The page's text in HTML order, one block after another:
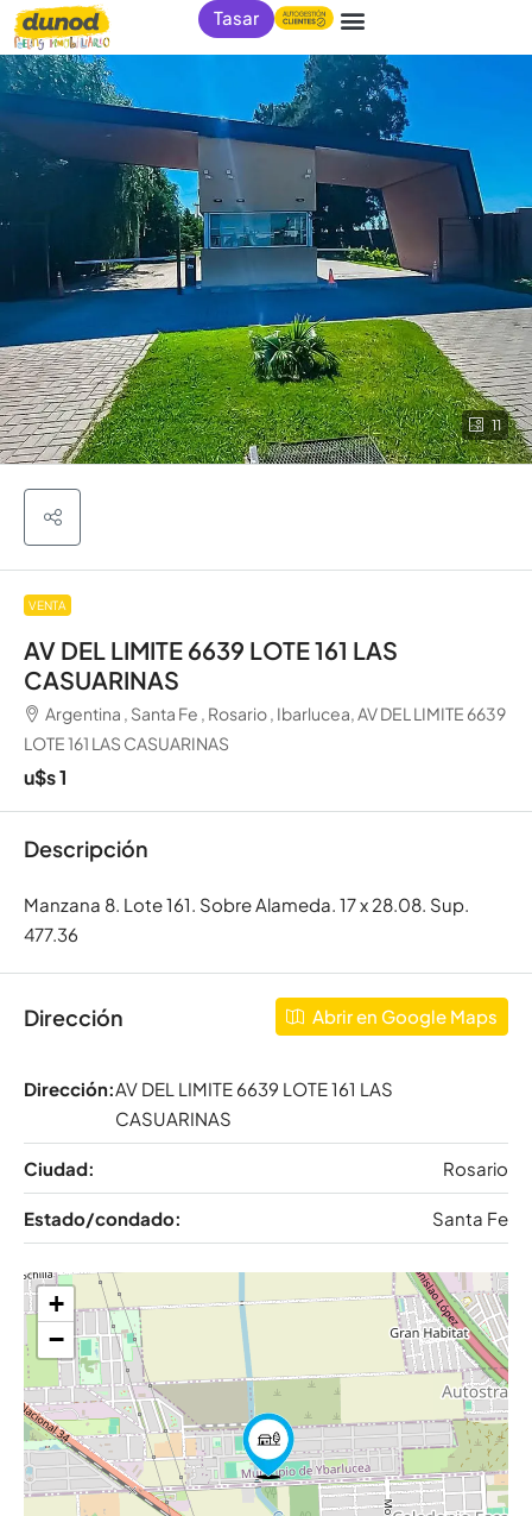
Tasar
11
VENTA
AV DEL LIMITE 6639 LOTE 161 LAS
CASUARINAS
Argentina , Santa Fe , Rosario , Ibarlucea, AV DEL LIMITE 6639
LOTE 161 LAS CASUARINAS
u$s 1
Descripción
Manzana 8. Lote 161. Sobre Alameda. 17 x 28.08. Sup.
477.36
Dirección Abrir en Google Maps
Dirección:AV DEL LIMITE 6639 LOTE 161 LAS
CASUARINAS
Ciudad: Rosario
Estado/condado: Santa Fe
+
−